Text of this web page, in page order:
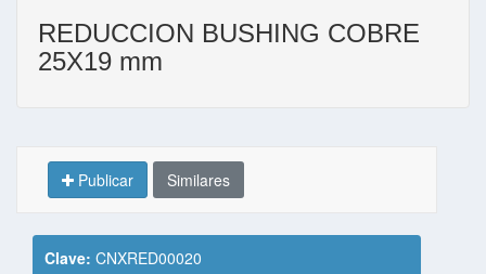
REDUCCION BUSHING COBRE
25X19 mm
Publicar Similares
Clave: CNXRED00020